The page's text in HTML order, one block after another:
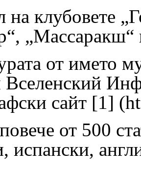
на клубовете
„Массаракш“
от името
сайт [1]
от 500
испански,